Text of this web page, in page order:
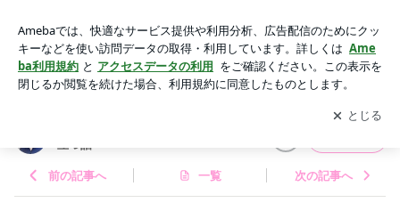
| 中学受験のプロが語る中学受験に役立つ話
アプリをダウンロードして ブログの更新通知
を受け取りまし
ょう。
開く
立つ話
前の記事へ 一覧 次の記事へ